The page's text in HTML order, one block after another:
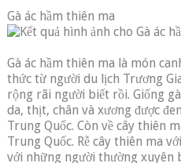
Gà ác hầm thiên ma
Gà ác hầm thiên ma là món
thức từ người du lịch Trương
rộng rãi người biết rồi. Giống
da, thịt, chân và xương được
Trung Quốc. Còn về cây thiên
Trung Quốc. Rễ cây thiên ma
với những người thường xuyên